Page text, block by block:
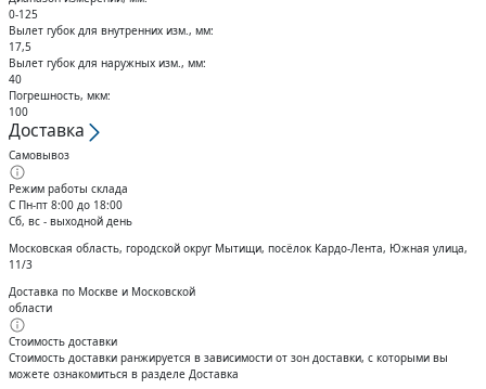
0-125
Вылет губок для внутренних изм., мм:
17,5
Вылет губок для наружных изм., мм:
40
Погрешность, мкм:
100
Доставка
Самовывоз
Режим работы склада
С Пн-пт 8:00 до 18:00
Сб, вс - выходной день
Московская область, городской округ Мытищи, посёлок Кардо-Лента, Южная улица,
11/3
Доставка по Москве и Московской
области
Стоимость доставки
Стоимость доставки ранжируется в зависимости от зон доставки, с которыми вы
можете ознакомиться в разделе Доставка